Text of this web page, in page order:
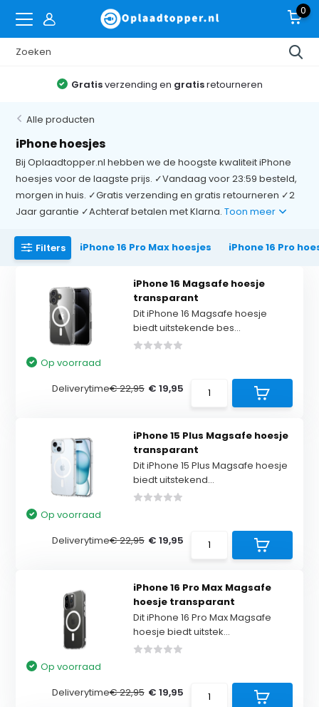
0
30 dagenbedenktijd enniet goed?
Alle producten
iPhone hoesjes
Bij Oplaadtopper.nl hebben we de hoogste kwaliteit iPhone
hoesjes voor de laagste prijs. ✓Vandaag voor 23:59 besteld,
morgen in huis. ✓Gratis verzending en gratis retourneren ✓2
Jaar garantie ✓Achteraf betalen met Klarna.Toon meer
Filters iPhone 16 Pro Max hoesjes iPhone 16 Pro
iPhone 16 Magsafe hoesje
transparant
Dit iPhone 16 Magsafe hoesje
biedt uitstekende bes...
Op voorraad
Deliverytime€ 22,95 € 19,95
iPhone 15 Plus Magsafe hoesje
transparant
Dit iPhone 15 Plus Magsafe hoesje
biedt uitstekend...
Op voorraad
Deliverytime€ 22,95 € 19,95
iPhone 16 Pro Max Magsafe
hoesje transparant
Dit iPhone 16 Pro Max Magsafe
hoesje biedt uitstek...
Op voorraad
Deliverytime€ 22,95 € 19,95